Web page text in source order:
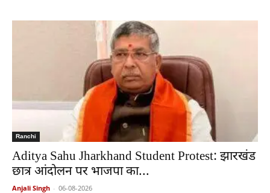
Ranchi
Aditya Sahu Jharkhand Student Protest: झारखंड
छात्र आंदोलन पर भाजपा का...
Anjali Singh - 06-08-2026